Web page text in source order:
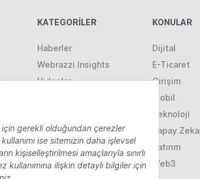
KATEGORILER
Haberler
Webrazzi Insights
Videolar
KONULAR
Dijital
E-Ticaret
Girişim
Mobil
Teknoloji
Yapay Zeka
Yatırım
Web3